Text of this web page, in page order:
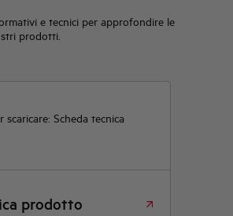
e tecnici per approfondire le
prodotti.
scaricare: Scheda tecnica
prodotto